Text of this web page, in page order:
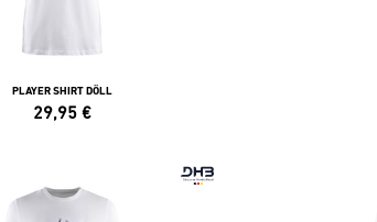
PLAYER SHIRT DÖLL
29,95 €